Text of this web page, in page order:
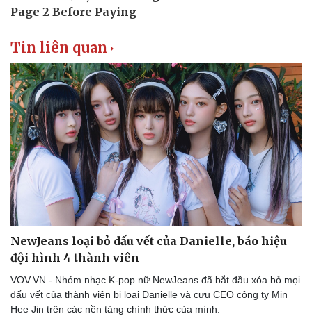
Doanh nghiệp
Thông tin doanh nghiệp
Doanh nghiệp 24h
Doanh nhân
Vì cộng đồng
Công nghệ
Sành điệu
Tin Công nghệ
Trải nghiệm
Chuyển đổi số
Tin liên quan
NewJeans loại bỏ dấu vết của Danielle, báo hiệu
đội hình 4 thành viên
VOV.VN - Nhóm nhạc K-pop nữ NewJeans đã bắt đầu xóa bỏ mọi
dấu vết của thành viên bị loại Danielle và cựu CEO công ty Min
Hee Jin trên các nền tảng chính thức của mình.